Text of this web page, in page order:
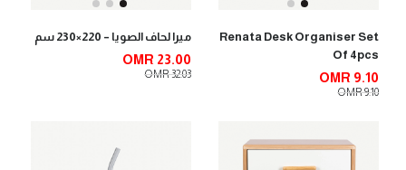
Renata Desk Organiser Set
Of 4pcs
OMR 9.10
OMR 9.10
ميرا لحاف الصويا – 220×230 سم
OMR 23.00
OMR 32.03